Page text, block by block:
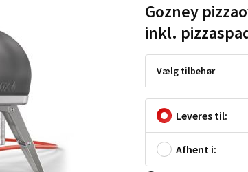
Gozney
inkl.
Vælg tilbehør
Leveres til:
Afhent i: